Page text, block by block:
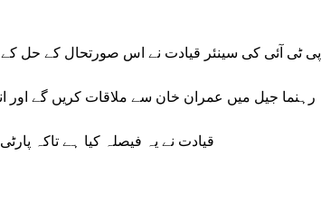
پی ٹی آئی کی سینئر قیادت نے اس صورتحال کے حل
رہنما جیل میں عمران خان سے ملاقات کریں گے اور
قیادت نے یہ فیصلہ کیا ہے تاکہ